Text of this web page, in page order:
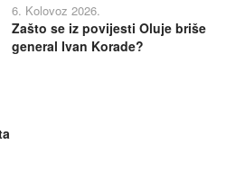
6. Kolovoz 2026.
Zašto se iz povijesti Oluje briše
general Ivan Korade?